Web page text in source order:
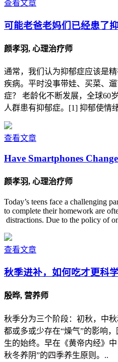
查看文章
可能老爸老妈们已经患了
颜孝羽, 心理治疗师
通常，我们认为抑郁症应该是
疾病。平时没事带娃、买菜、
症？ 老龄化不断发展，全球60
人群患有抑郁症。[1] 抑郁使情
查看文章
Have Smartphones
颜孝羽, 心理治疗师
Today’s teens face a challenging
to complete their homework are
distractions. Due to the policy of
查看文章
秋季进补，如何吃才更科学
殷晔, 营养师
秋季分为三个阶段：初秋，中
都或多或少存在“燥气”的影响
生的始终。早在《黄帝内经》
秋冬养阴”的四季养生原则。..